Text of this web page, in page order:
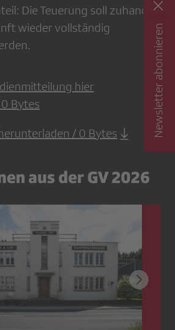
Die Teuerung soll zuhanden
wieder vollständig
hier
Bytes
/ 0 Bytes
aus der GV 2026
Newsletter abonnieren